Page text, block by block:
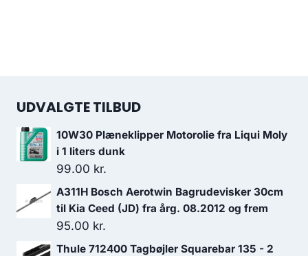
UDVALGTE TILBUD
10W30 Plæneklipper Motorolie fra Liqui Moly
i 1 liters dunk
99.00 kr.
A311H Bosch Aerotwin Bagrudevisker 30cm
til Kia Ceed (JD) fra årg. 08.2012 og frem
95.00 kr.
Thule 712400 Tagbøjler Squarebar 135 - 2